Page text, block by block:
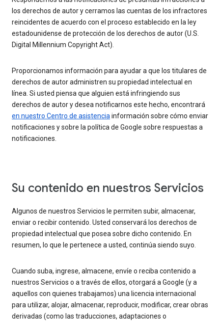
los derechos de autor y cerramos las cuentas de los infractores
reincidentes de acuerdo con el proceso establecido en la ley
estadounidense de protección de los derechos de autor (U.S.
Digital Millennium Copyright Act).
Proporcionamos información para ayudar a que los titulares de
derechos de autor administren su propiedad intelectual en
línea. Si usted piensa que alguien está infringiendo sus
derechos de autor y desea notificarnos este hecho, encontrará
en nuestro Centro de asistenciainformación sobre cómo enviar
notificaciones y sobre la política de Google sobre respuestas a
notificaciones.
Su contenido en nuestros Servicios
Algunos de nuestros Servicios le permiten subir, almacenar,
enviar o recibir contenido. Usted conservará los derechos de
propiedad intelectual que posea sobre dicho contenido. En
resumen, lo que le pertenece a usted, continúa siendo suyo.
Cuando suba, ingrese, almacene, envíe o reciba contenido a
nuestros Servicios o a través de ellos, otorgará a Google (y a
aquellos con quienes trabajamos) una licencia internacional
para utilizar, alojar, almacenar, reproducir, modificar, crear obras
derivadas (como las traducciones, adaptaciones o